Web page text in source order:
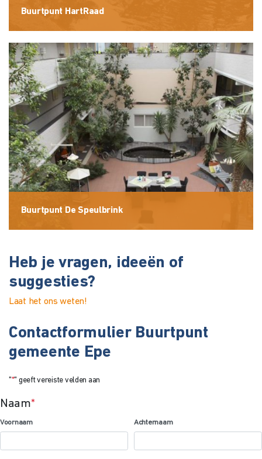
Buurtpunt HartRaad
Buurtpunt De Speulbrink
Heb je vragen, ideeën of
suggesties?
Laat het ons weten!
Contactformulier Buurtpunt
gemeente Epe
"*" geeft vereiste velden aan
Naam*
Voornaam Achternaam